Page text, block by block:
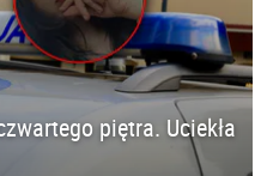
piętra. Uciekła